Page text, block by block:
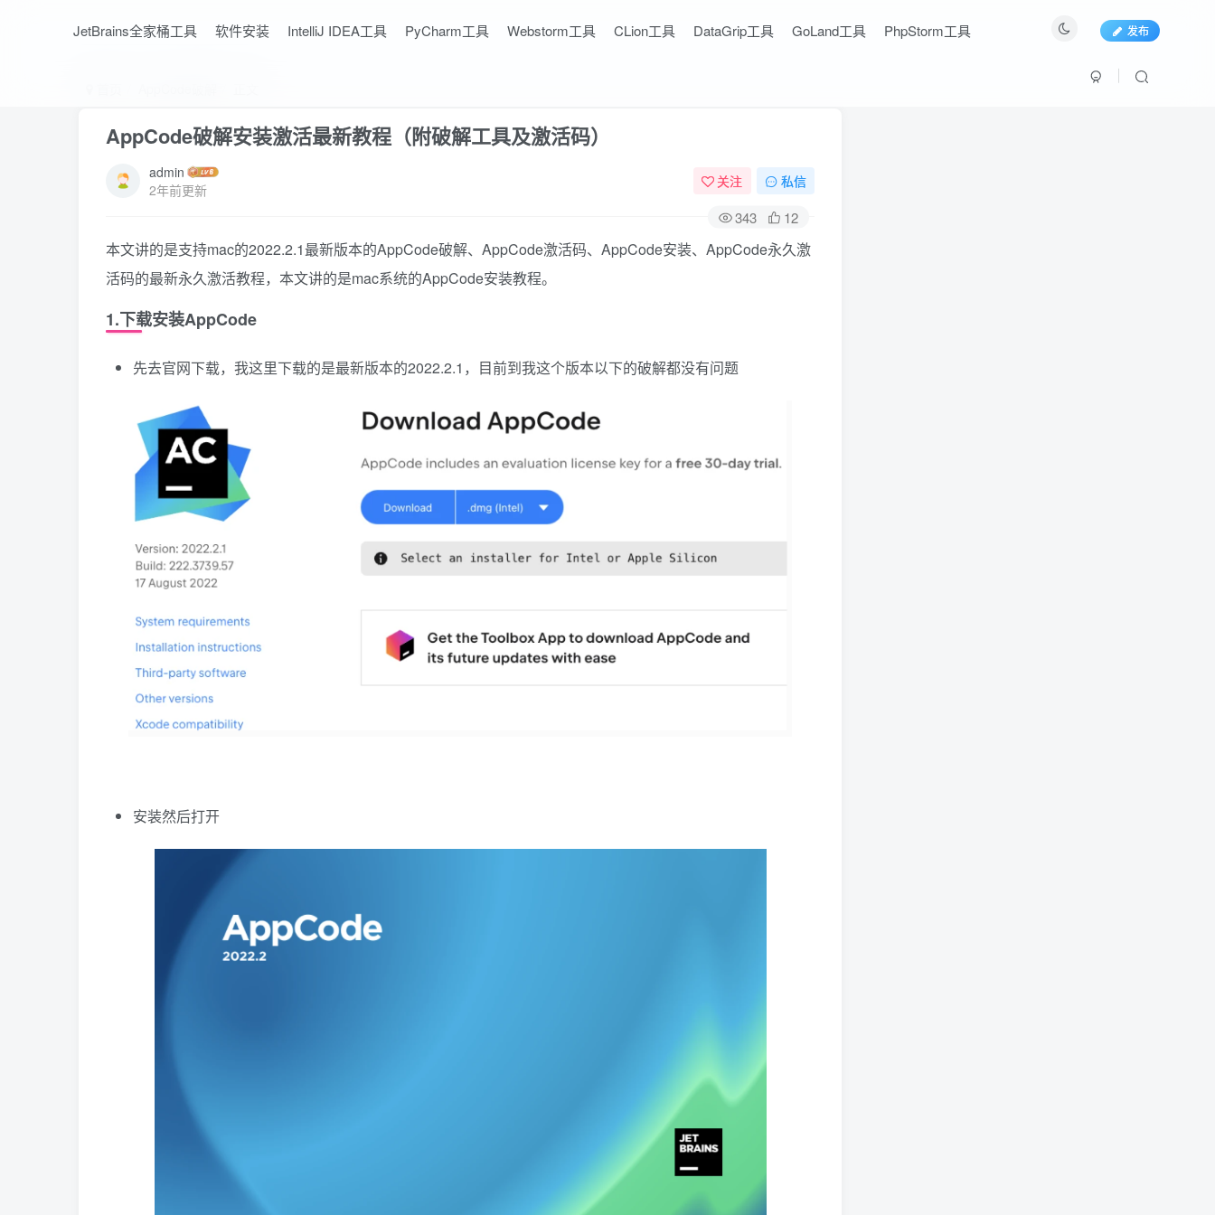
JetBrains全家桶工具 软件安装 IntelliJ IDEA工具 PyCharm工具 Webstorm工具 CLion工具 DataGrip工具 GoLand工具 PhpStorm工具 发布
AppCode破解安装激活最新教程（附破解工具及激活码）
admin
2年前更新
关注 私信
343 12
本文讲的是支持mac的2022.2.1最新版本的AppCode破解、AppCode激活码、AppCode安装、AppCode永久激
活码的最新永久激活教程，本文讲的是mac系统的AppCode安装教程。
1.下载安装AppCode
先去官网下载，我这里下载的是最新版本的2022.2.1，目前到我这个版本以下的破解都没有问题
安装然后打开